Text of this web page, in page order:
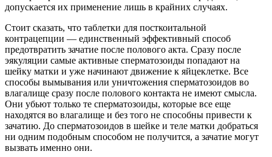
допускается их применение лишь в крайних случаях.
Стоит сказать, что таблетки для посткоитальной
контрацепции — единственный эффективный способ
предотвратить зачатие после полового акта. Сразу после
эякуляции самые активные сперматозоиды попадают на
шейку матки и уже начинают движение к яйцеклетке. Все
способы вымывания или уничтожения сперматозоидов во
влагалище сразу после полового контакта не имеют смысла.
Они убьют только те сперматозоиды, которые все еще
находятся во влагалище и без того не способны привести к
зачатию. До сперматозоидов в шейке и теле матки добраться
ни одним подобным способом не получится, а зачатие могут
вызвать именно они.